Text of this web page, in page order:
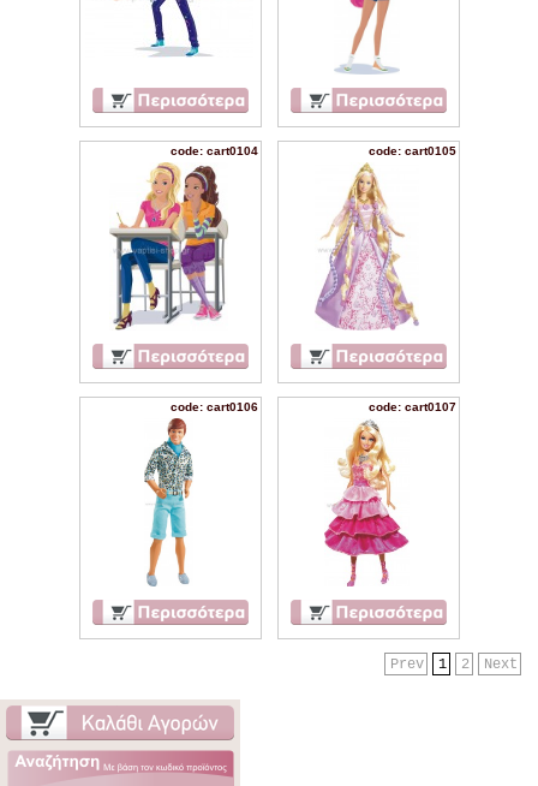
code: cart0104 code: cart0105
code: cart0106 code: cart0107
Next
2
1
Prev